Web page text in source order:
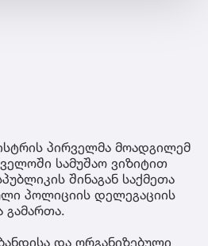
პირველმა მოადგილემ
სამუშაო ვიზიტით
შინაგან საქმეთა
პოლიციის დელეგაციის
გამართა.
და ორგანიზებული